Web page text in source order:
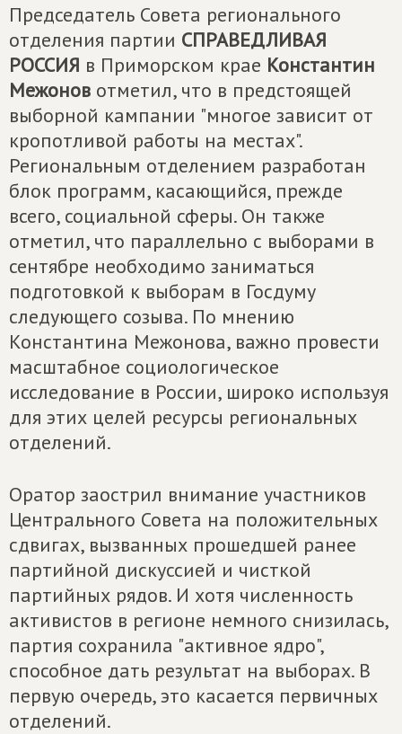
Председатель Совета регионального
отделения партии СПРАВЕДЛИВАЯ
РОССИЯ в Приморском крае Константин
Межонов отметил, что в предстоящей
выборной кампании "многое зависит от
кропотливой работы на местах".
Региональным отделением разработан
блок программ, касающийся, прежде
всего, социальной сферы. Он также
отметил, что параллельно с выборами в
сентябре необходимо заниматься
подготовкой к выборам в Госдуму
следующего созыва. По мнению
Константина Межонова, важно провести
масштабное социологическое
исследование в России, широко используя
для этих целей ресурсы региональных
отделений.
Оратор заострил внимание участников
Центрального Совета на положительных
сдвигах, вызванных прошедшей ранее
партийной дискуссией и чисткой
партийных рядов. И хотя численность
активистов в регионе немного снизилась,
партия сохранила "активное ядро",
способное дать результат на выборах. В
первую очередь, это касается первичных
отделений.